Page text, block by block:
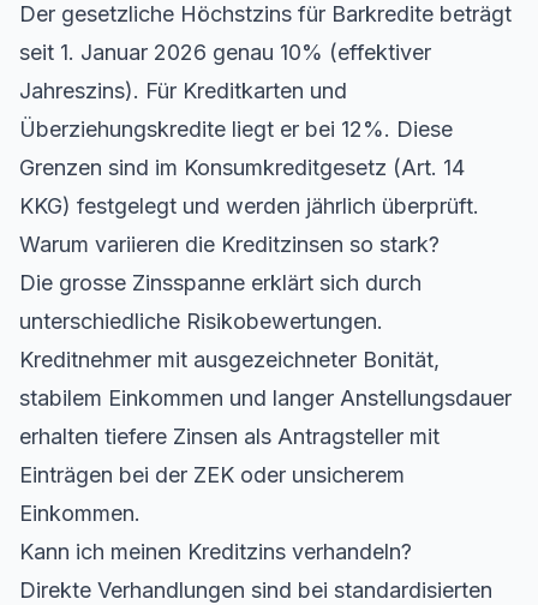
Der gesetzliche Höchstzins für Barkredite beträgt
seit 1. Januar 2026 genau 10% (effektiver
Jahreszins). Für Kreditkarten und
Überziehungskredite liegt er bei 12%. Diese
Grenzen sind im Konsumkreditgesetz (Art. 14
KKG) festgelegt und werden jährlich überprüft.
Warum variieren die Kreditzinsen so stark?
Die grosse Zinsspanne erklärt sich durch
unterschiedliche Risikobewertungen.
Kreditnehmer mit ausgezeichneter Bonität,
stabilem Einkommen und langer Anstellungsdauer
erhalten tiefere Zinsen als Antragsteller mit
Einträgen bei der ZEK oder unsicherem
Einkommen.
Kann ich meinen Kreditzins verhandeln?
Direkte Verhandlungen sind bei standardisierten